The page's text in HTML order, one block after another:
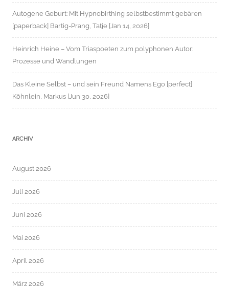
Autogene Geburt: Mit Hypnobirthing selbstbestimmt gebären
[paperback] Bartig-Prang, Tatje [Jan 14, 2026]
Heinrich Heine – Vom Triaspoeten zum polyphonen Autor:
Prozesse und Wandlungen
Das Kleine Selbst – und sein Freund Namens Ego [perfect]
Köhnlein, Markus [Jun 30, 2026]
ARCHIV
August 2026
Juli 2026
Juni 2026
Mai 2026
April 2026
März 2026